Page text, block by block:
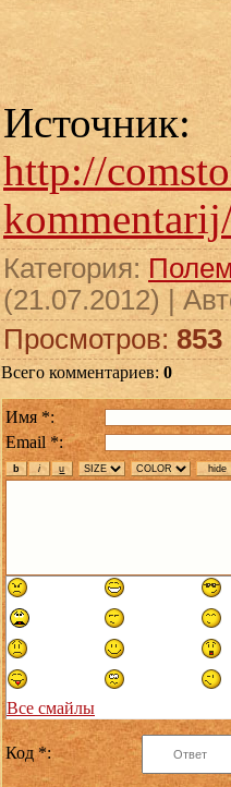
Источник:
http://
Категория:
(21.07.2012) |
Просмотров: 853
Всего комментариев: 0
Имя *:
Email *:
Все смайлы
Код *: